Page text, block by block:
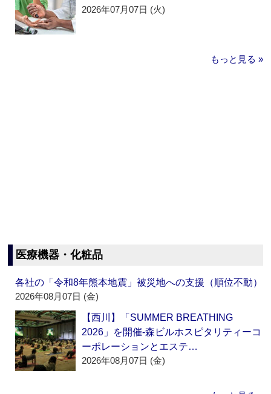
2026年07月07日 (火)
もっと見る »
医療機器・化粧品
各社の「令和8年熊本地震」被災地への支援（順位不動）
2026年08月07日 (金)
【西川】「SUMMER BREATHING
2026」を開催‐森ビルホスピタリティーコ
ーポレーションとエステ…
2026年08月07日 (金)